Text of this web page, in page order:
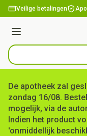
Ga naar de inhoud
Veilige betalingen
Menu
Product, merk,
De apotheek zal
zondag 16/08.
mogelijk, via de
Indien het product
'onmiddellijk